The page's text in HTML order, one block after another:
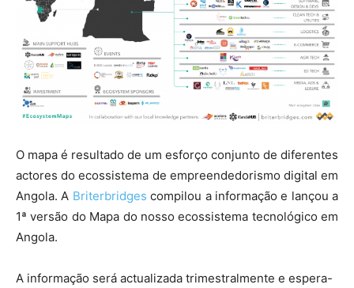
O mapa é resultado de um esforço conjunto de diferentes
actores do ecossistema de empreendedorismo digital em
Angola. A Briterbridges compilou a informação e lançou a
1ª versão do Mapa do nosso ecossistema tecnológico em
Angola.
A informação será actualizada trimestralmente e espera-